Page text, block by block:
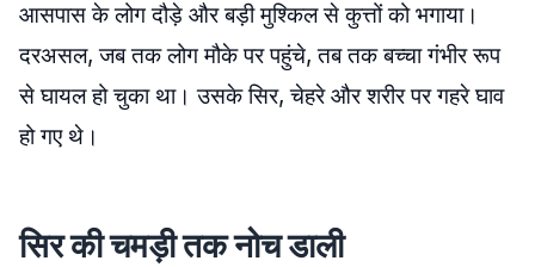
आसपास के लोग दौड़े और बड़ी मुश्किल से कुत्तों को भगाया।
दरअसल, जब तक लोग मौके पर पहुंचे, तब तक बच्चा गंभीर रूप
से घायल हो चुका था। उसके सिर, चेहरे और शरीर पर गहरे घाव
हो गए थे।
सिर की चमड़ी तक नोच डाली